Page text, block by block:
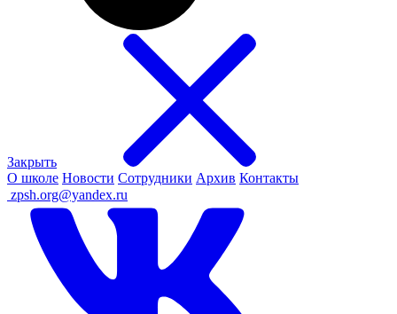
Закрыть
О школе Новости Сотрудники Архив Контакты
zpsh.org@yandex.ru